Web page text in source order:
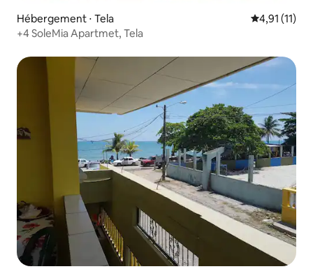
Hébergement ⋅ Tela Évaluation
4,91 (11)
+4 SoleMia Apartmet, Tela